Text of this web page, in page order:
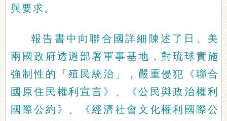
與要求。
報告書中向聯合國詳細陳述了日、美
兩國政府透過部署軍事基地，對琉球實施
強制性的「殖民統治」，嚴重侵犯《聯合
國原住民權利宣言》、《公民與政治權利
國際公約》、《經濟社會文化權利國際公